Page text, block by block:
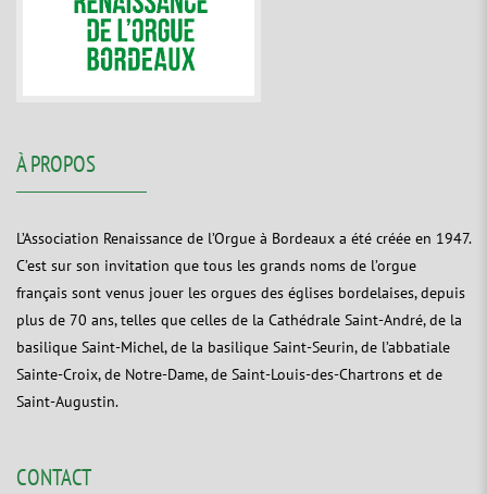
À PROPOS
L’Association Renaissance de l’Orgue à Bordeaux a été créée en 1947.
C’est sur son invitation que tous les grands noms de l’orgue
français sont venus jouer les orgues des églises bordelaises, depuis
plus de 70 ans, telles que celles de la Cathédrale Saint-André, de la
basilique Saint-Michel, de la basilique Saint-Seurin, de l’abbatiale
Sainte-Croix, de Notre-Dame, de Saint-Louis-des-Chartrons et de
Saint-Augustin.
CONTACT